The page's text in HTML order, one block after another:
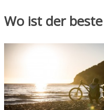
Wo ist der